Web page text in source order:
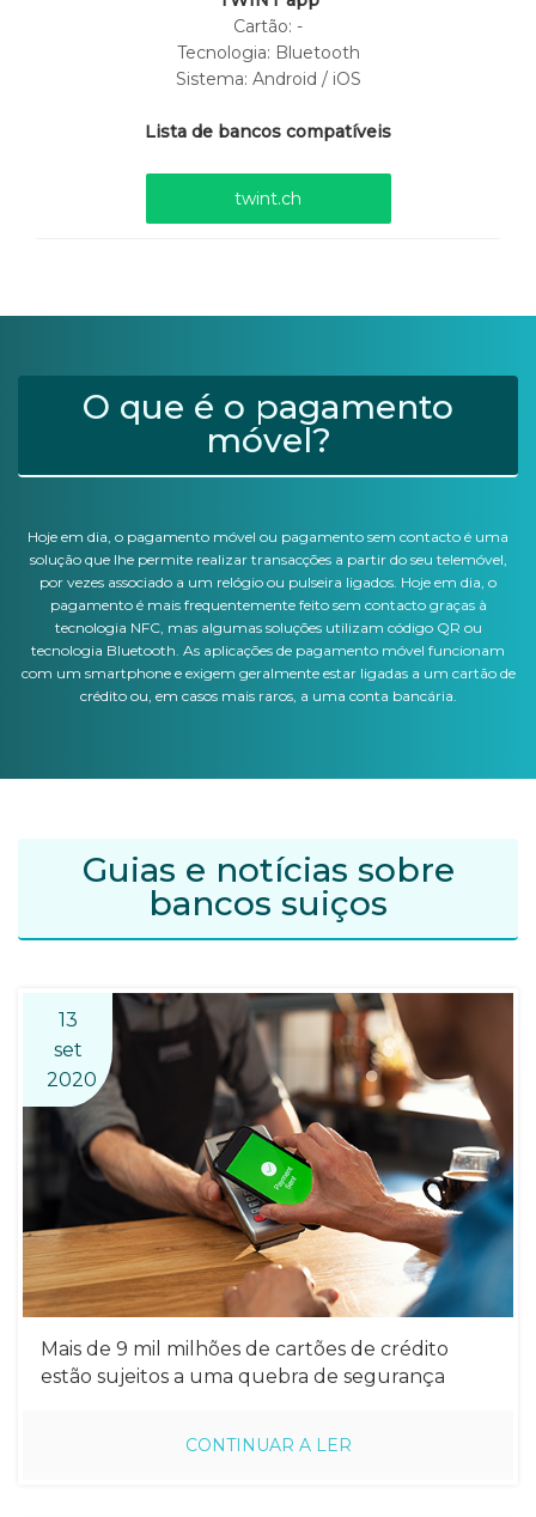
Cartão: -
Tecnologia: Bluetooth
Sistema: Android / iOS
Lista de bancos compatíveis
twint.ch
O que é o pagamento
móvel?
Hoje em dia, o pagamento móvel ou pagamento sem contacto é uma
solução que lhe permite realizar transacções a partir do seu telemóvel,
por vezes associado a um relógio ou pulseira ligados. Hoje em dia, o
pagamento é mais frequentemente feito sem contacto graças à
tecnologia NFC, mas algumas soluções utilizam código QR ou
tecnologia Bluetooth. As aplicações de pagamento móvel funcionam
com um smartphone e exigem geralmente estar ligadas a um cartão de
crédito ou, em casos mais raros, a uma conta bancária.
Guias e notícias sobre
bancos suiços
13
set
2020
Mais de 9 mil milhões de cartões de crédito
estão sujeitos a uma quebra de segurança
CONTINUAR A LER